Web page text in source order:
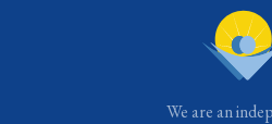
We are an